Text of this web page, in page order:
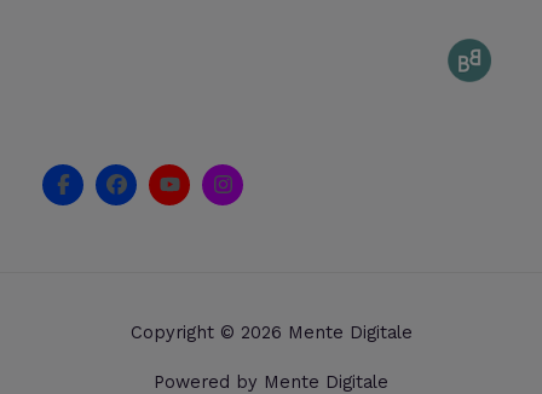
F
a
c
F
a
c
Y
o
u
I
n
s
m
Copyright © 2026 Mente Digitale
Powered by Mente Digitale